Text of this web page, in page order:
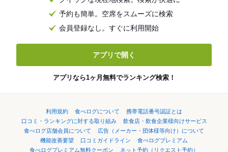
予約も簡単。空席をスムーズに検索
会員登録なし。すぐに利用開始
アプリで開く
アプリなら1ヶ月無料でランキング検索！
利用規約 食べログについて
携帯電話番号認証とは
口コミ・ランキングに対する取り組み
飲食店・飲食企業様向けサービス
食べログ店舗会員について
広告（メーカー・団体様等向け）について
機能改善要望
口コミガイドライン
食べログプレミアム
食べログプレミアム無料クーポン
ネット予約（リクエスト予約）